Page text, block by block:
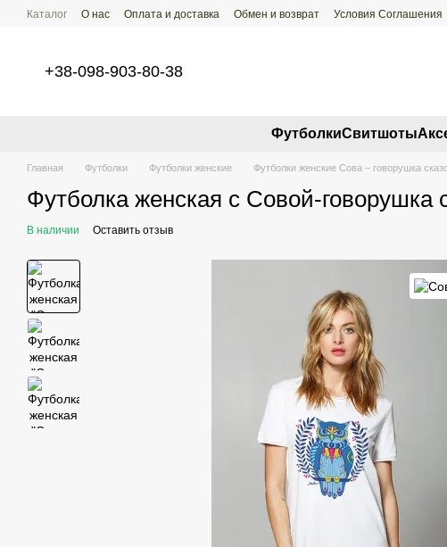
Перейти к основному контенту
Каталог О нас Оплата и доставка Обмен и возврат Условия Соглашения
+38-098-903-80-38
ФутболкиСвитшоты
Главная Футболки Футболки женские Футболки женские Сова – говорушка
Футболка женская с Совой-говорушка
В наличии Оставить отзыв